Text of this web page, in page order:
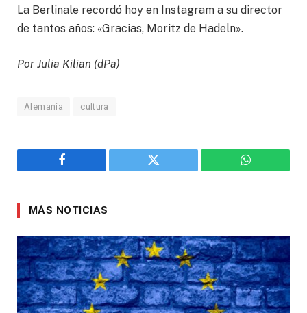
La Berlinale recordó hoy en Instagram a su director
de tantos años: «Gracias, Moritz de Hadeln».
Por Julia Kilian (dPa)
Alemania cultura
Facebook Twitter WhatsApp
MÁS NOTICIAS